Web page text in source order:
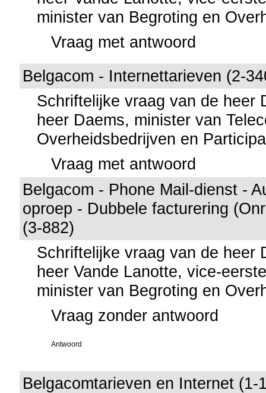
minister van Begroting en
Vraag met antwoord
Belgacom - Internettarieven (2-
Schriftelijke vraag van de heer
heer Daems, minister van
Overheidsbedrijven en
Vraag met antwoord
Belgacom - Phone Mail-dienst -
oproep - Dubbele facturering
(3-882)
Schriftelijke vraag van de heer
heer Vande Lanotte, vice-
minister van Begroting en
Vraag zonder antwoord
Antwoord
Belgacomtarieven en Internet (1-